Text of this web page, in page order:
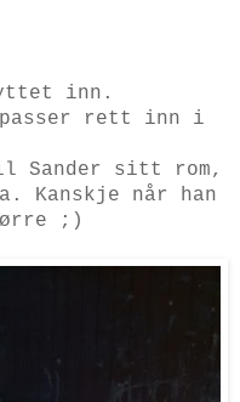
inn.
rett inn i
Sander sitt rom,
Kanskje når han
;)